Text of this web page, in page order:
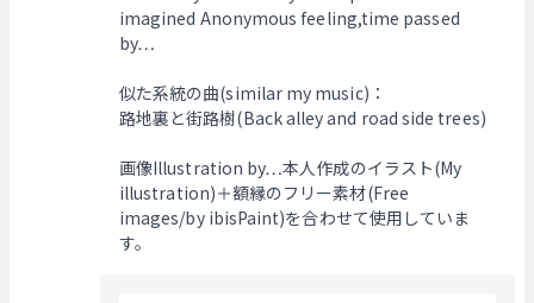
imagined Anonymous feeling,time passed
by…
似た系統の曲(similar my music)：
路地裏と街路樹(Back alley and road side trees)
画像Illustration by…本人作成のイラスト(My
illustration)＋額縁のフリー素材(Free
images/by ibisPaint)を合わせて使用していま
す。